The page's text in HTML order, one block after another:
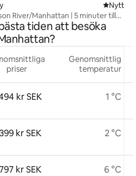
NyttNytt
River/Manhattan | 5 minuter till
tiden att besöka
priser
kr SEK
kr SEK
kr SEK
Genomsnittlig
temperatur
1 °C
2 °C
6 °C